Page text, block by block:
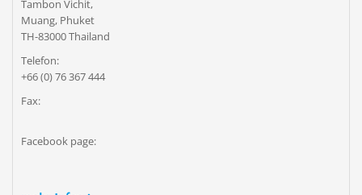
Tambon Vichit,
Muang, Phuket
TH-83000 Thailand
Telefon:
+66 (0) 76 367 444
Fax:
Facebook page: